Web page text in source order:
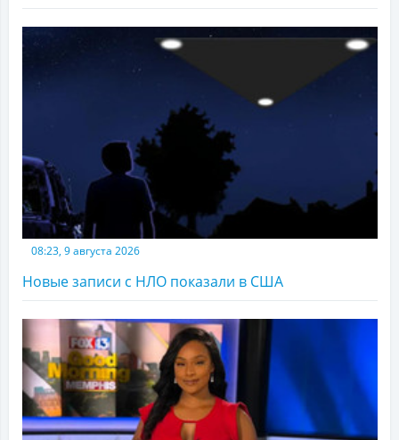
08:23, 9 августа 2026
Новые записи с НЛО показали в США